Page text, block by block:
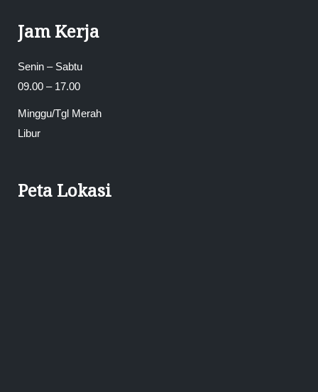
Jam Kerja
Senin – Sabtu
09.00 – 17.00
Minggu/Tgl Merah
Libur
Peta Lokasi